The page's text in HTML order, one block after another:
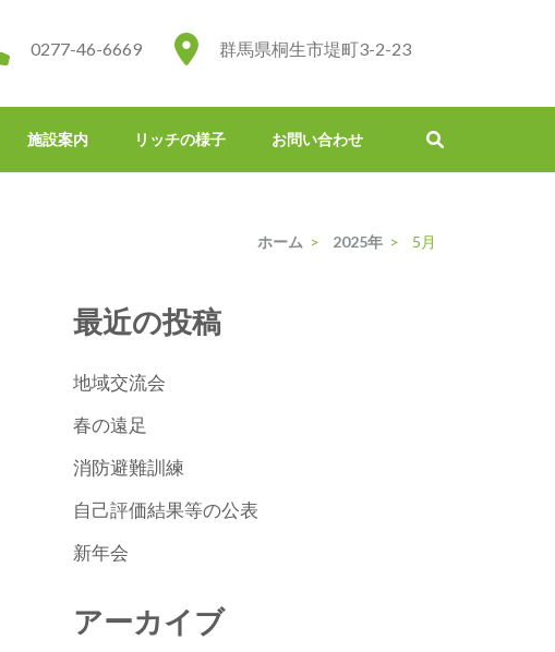
群馬県桐生市堤町3-2-23
0277-46-6669
施設案内 リッチの様子 お問い合わせ
ホーム > 2025年 > 5月
最近の投稿
地域交流会
春の遠足
消防避難訓練
自己評価結果等の公表
新年会
アーカイブ